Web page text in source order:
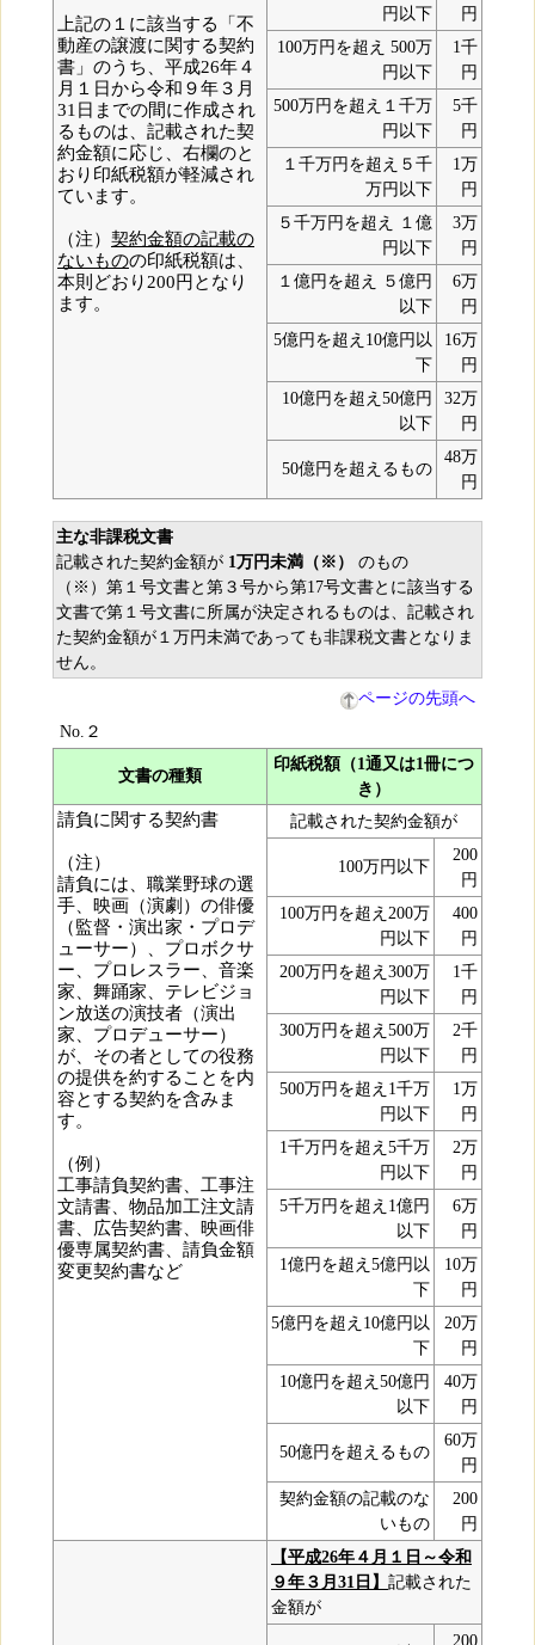
上記の１に該当する「不
動産の譲渡に関する契約
書」のうち、平成26年４
月１日から令和９年３月
31日までの間に作成され
るものは、記載された契
約金額に応じ、右欄のと
おり印紙税額が軽減され
ています。
（注） 契約金額の記載の
ないものの印紙税額は、
本則どおり200円となり
ます。
円以下
円
100万円を超え 500万
円以下
1千
円
500万円を超え１千万
円以下
5千
円
１千万円を超え５千
万円以下
1万
円
５千万円を超え １億
円以下
3万
円
１億円を超え ５億円
以下
6万
円
5億円を超え10億円以
下
16万
円
10億円を超え50億円
以下
32万
円
50億円を超えるもの
48万
円
主な非課税文書
記載された契約金額が1万円未満（※）
のもの
（※）第１号文書と第３号から第17号文書とに該当する
文書で第１号文書に所属が決定されるものは、記載され
た契約金額が１万円未満であっても非課税文書となりま
せん。
ページの先頭へ
No.２
文書の種類
印紙税額（1通又は1冊につ
き）
請負に関する契約書
（注）
請負には、職業野球の選
手、映画（演劇）の俳優
（監督・演出家・プロデ
ューサー）、プロボクサ
ー、プロレスラー、音楽
家、舞踊家、テレビジョ
ン放送の演技者（演出
家、プロデューサー）
が、その者としての役務
の提供を約することを内
容とする契約を含みま
す。
（例）
工事請負契約書、工事注
文請書、物品加工注文請
書、広告契約書、映画俳
優専属契約書、請負金額
変更契約書など
記載された契約金額が
100万円以下
200
円
100万円を超え200万
円以下
400
円
200万円を超え300万
円以下
1千
円
300万円を超え500万
円以下
2千
円
500万円を超え1千万
円以下
1万
円
1千万円を超え5千万
円以下
2万
円
5千万円を超え1億円
以下
6万
円
1億円を超え5億円以
下
10万
円
5億円を超え10億円以
下
20万
円
10億円を超え50億円
以下
40万
円
50億円を超えるもの
60万
円
契約金額の記載のな
いもの
200
円
【平成26年４月１日～令和
９年３月31日】 記載された
金額が
200